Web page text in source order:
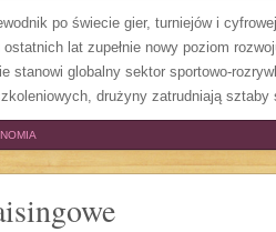
po świecie gier, turniejów i
lat zupełnie nowy poziom
stanowi globalny sektor sportowo-
drużyny zatrudniają sztaby